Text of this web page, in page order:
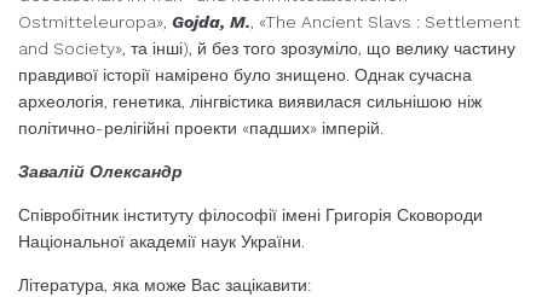
Ostmitteleuropa», Gojda, M., «The Ancient Slavs : Settlement
and Society», та інші), й без того зрозуміло, що велику частину
правдивої історії намірено було знищено. Однак сучасна
археологія, генетика, лінгвістика виявилася сильнішою ніж
політично-релігійні проекти «падших» імперій.
Завалій Олександр
Співробітник інституту філософії імені Григорія Сковороди
Національної академії наук України.
Література, яка може Вас зацікавити: